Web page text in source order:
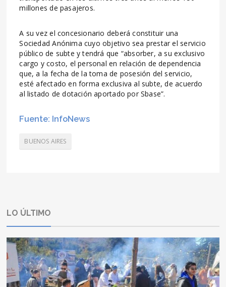
millones de pasajeros.
A su vez el concesionario deberá constituir una
Sociedad Anónima cuyo objetivo sea prestar el servicio
público de subte y tendrá que “absorber, a su exclusivo
cargo y costo, el personal en relación de dependencia
que, a la fecha de la toma de posesión del servicio,
esté afectado en forma exclusiva al subte, de acuerdo
al listado de dotación aportado por Sbase”.
Fuente: InfoNews
BUENOS AIRES
LO ÚLTIMO